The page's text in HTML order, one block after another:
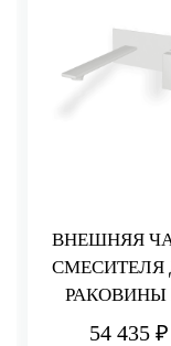
ВНЕШНЯЯ
СМЕСИТЕЛЯ
РАКОВИНЫ
СТЕНЫ 180 ММ
54 435 ₽